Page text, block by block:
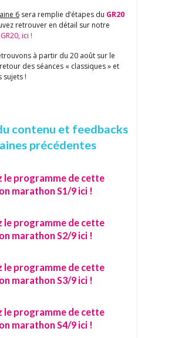
6 sera remplie d’étapes du GR20
retrouver en détail sur notre
ici !
à partir du 20 août sur le
des séances « classiques » et
sujets !
contenu et feedbacks
précédentes
le programme de cette
marathon S1/9 ici !
le programme de cette
marathon S2/9 ici !
le programme de cette
marathon S3/9 ici !
le programme de cette
marathon S4/9 ici !